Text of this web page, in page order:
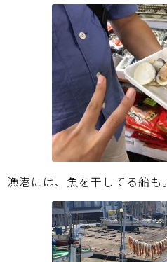
漁港には、魚を干してる船も。